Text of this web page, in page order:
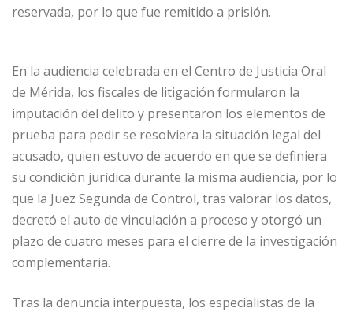
reservada, por lo que fue remitido a prisión.
En la audiencia celebrada en el Centro de Justicia Oral
de Mérida, los fiscales de litigación formularon la
imputación del delito y presentaron los elementos de
prueba para pedir se resolviera la situación legal del
acusado, quien estuvo de acuerdo en que se definiera
su condición jurídica durante la misma audiencia, por lo
que la Juez Segunda de Control, tras valorar los datos,
decretó el auto de vinculación a proceso y otorgó un
plazo de cuatro meses para el cierre de la investigación
complementaria.
Tras la denuncia interpuesta, los especialistas de la